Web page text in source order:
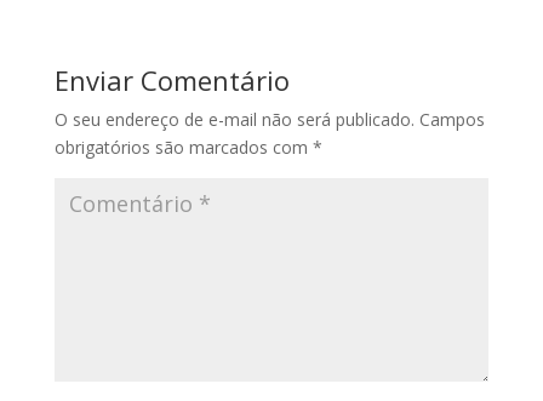
Enviar Comentário
O seu endereço de e-mail não será publicado. Campos
obrigatórios são marcados com *